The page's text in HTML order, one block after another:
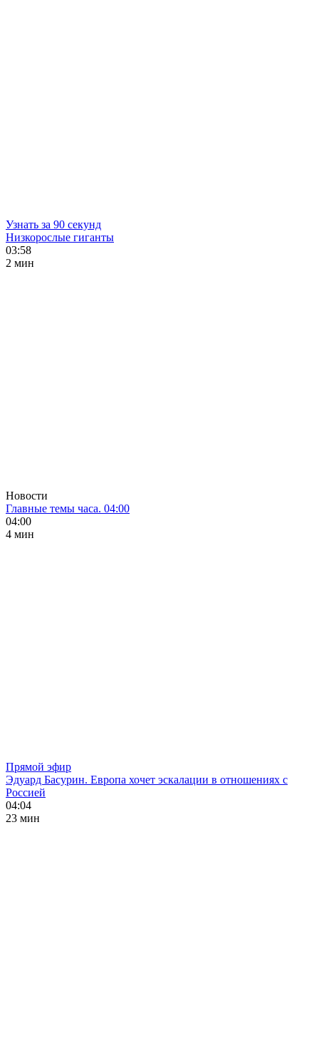
Узнать за 90 секунд
Низкорослые гиганты
03:58
2 мин
Новости
Главные темы часа. 04:00
04:00
4 мин
Прямой эфир
Эдуард Басурин. Европа хочет эскалации в отношениях с
Россией
04:04
23 мин